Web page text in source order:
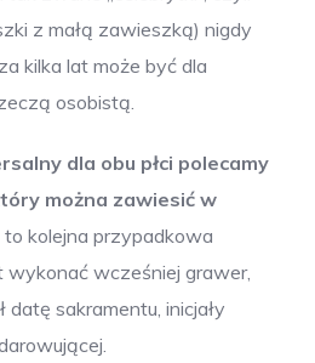
z małą zawieszką) nigdy
kilka lat może być dla
osobistą.
dla obu płci polecamy
można zawiesić w
to kolejna przypadkowa
wykonać wcześniej grawer,
sakramentu, inicjały